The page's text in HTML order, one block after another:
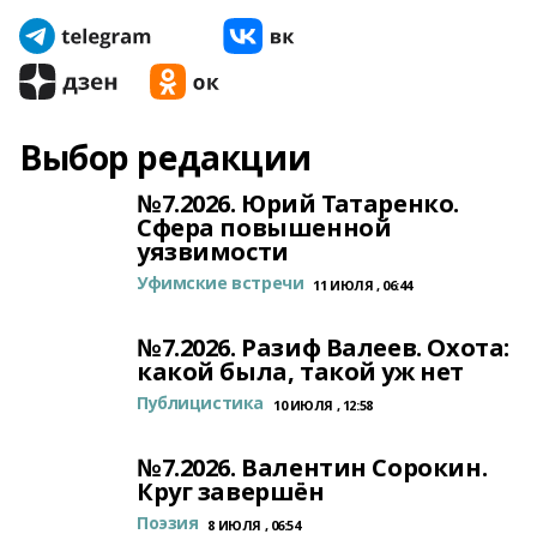
Выбор редакции
№7.2026. Юрий Татаренко.
Сфера повышенной
уязвимости
Уфимские встречи 11 ИЮЛЯ , 06:44
№7.2026. Разиф Валеев. Охота:
какой была, такой уж нет
Публицистика 10 ИЮЛЯ , 12:58
№7.2026. Валентин Сорокин.
Круг завершён
Поэзия 8 ИЮЛЯ , 06:54